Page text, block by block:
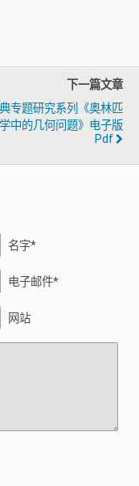
下一篇文章
专题研究系列《奥林匹
中的几何问题》电子版
Pdf
名字*
电子邮件*
网站